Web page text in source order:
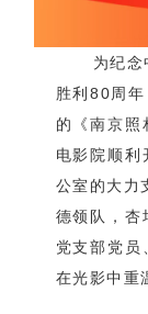
为纪念中
胜利80周
的《南京照
电影院顺利
公室的大力
德领队，杏
党支部党员
在光影中重